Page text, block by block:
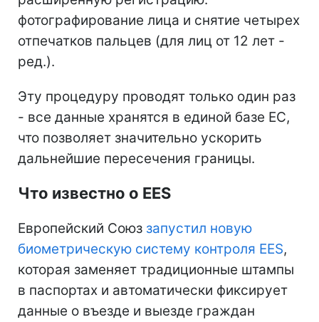
фотографирование лица и снятие четырех
отпечатков пальцев (для лиц от 12 лет -
ред.).
Эту процедуру проводят только один раз
- все данные хранятся в единой базе ЕС,
что позволяет значительно ускорить
дальнейшие пересечения границы.
Что известно о EES
Европейский Союз запустил новую
биометрическую систему контроля EES,
которая заменяет традиционные штампы
в паспортах и автоматически фиксирует
данные о въезде и выезде граждан